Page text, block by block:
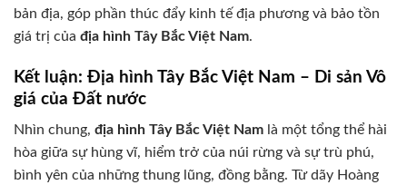
bản địa, góp phần thúc đẩy kinh tế địa phương và bảo tồn
giá trị của địa hình Tây Bắc Việt Nam.
Kết luận: Địa hình Tây Bắc Việt Nam – Di sản Vô
giá của Đất nước
Nhìn chung, địa hình Tây Bắc Việt Nam là một tổng thể hài
hòa giữa sự hùng vĩ, hiểm trở của núi rừng và sự trù phú,
bình yên của những thung lũng, đồng bằng. Từ dãy Hoàng